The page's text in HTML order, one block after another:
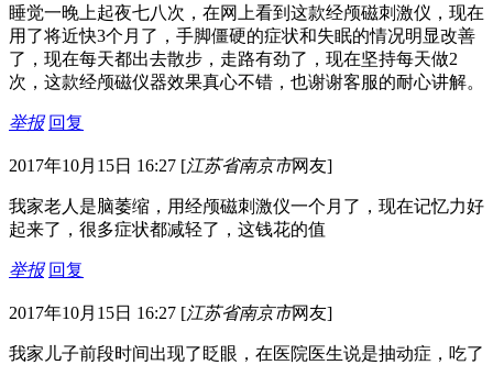
睡觉一晚上起夜七八次，在网上看到这款经颅磁刺激仪，现在
用了将近快3个月了，手脚僵硬的症状和失眠的情况明显改善
了，现在每天都出去散步，走路有劲了，现在坚持每天做2
次，这款经颅磁仪器效果真心不错，也谢谢客服的耐心讲解。
举报 回复
2017年10月15日 16:27 [江苏省南京市网友]
我家老人是脑萎缩，用经颅磁刺激仪一个月了，现在记忆力好
起来了，很多症状都减轻了，这钱花的值
举报 回复
2017年10月15日 16:27 [江苏省南京市网友]
我家儿子前段时间出现了眨眼，在医院医生说是抽动症，吃了